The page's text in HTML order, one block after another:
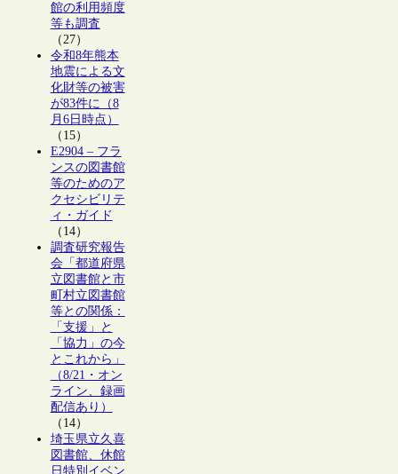
館の利用頻度
等も調査
（27）
令和8年熊本
地震による文
化財等の被害
が83件に（8
月6日時点）
（15）
E2904 – フラ
ンスの図書館
等のためのア
クセシビリテ
ィ・ガイド
（14）
調査研究報告
会「都道府県
立図書館と市
町村立図書館
等との関係：
「支援」と
「協力」の今
とこれから」
（8/21・オン
ライン、録画
配信あり）
（14）
埼玉県立久喜
図書館、休館
日特別イベン